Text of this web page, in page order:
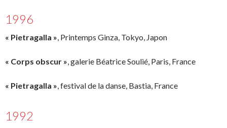
1996
« Pietragalla », Printemps Ginza, Tokyo, Japon
« Corps obscur », galerie Béatrice Soulié, Paris, France
« Pietragalla », festival de la danse, Bastia, France
1992